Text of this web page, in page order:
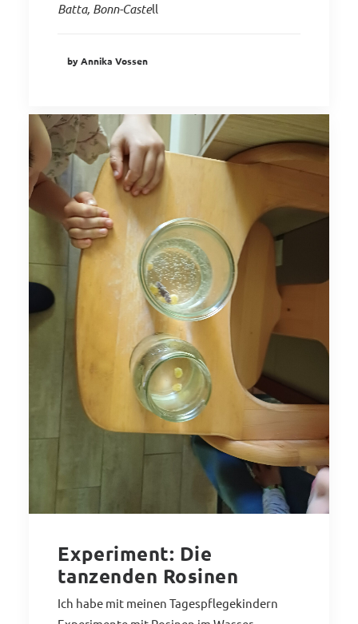
Batta, Bonn-Castell
by Annika Vossen
Experiment: Die
tanzenden Rosinen
Ich habe mit meinen Tagespflegekindern